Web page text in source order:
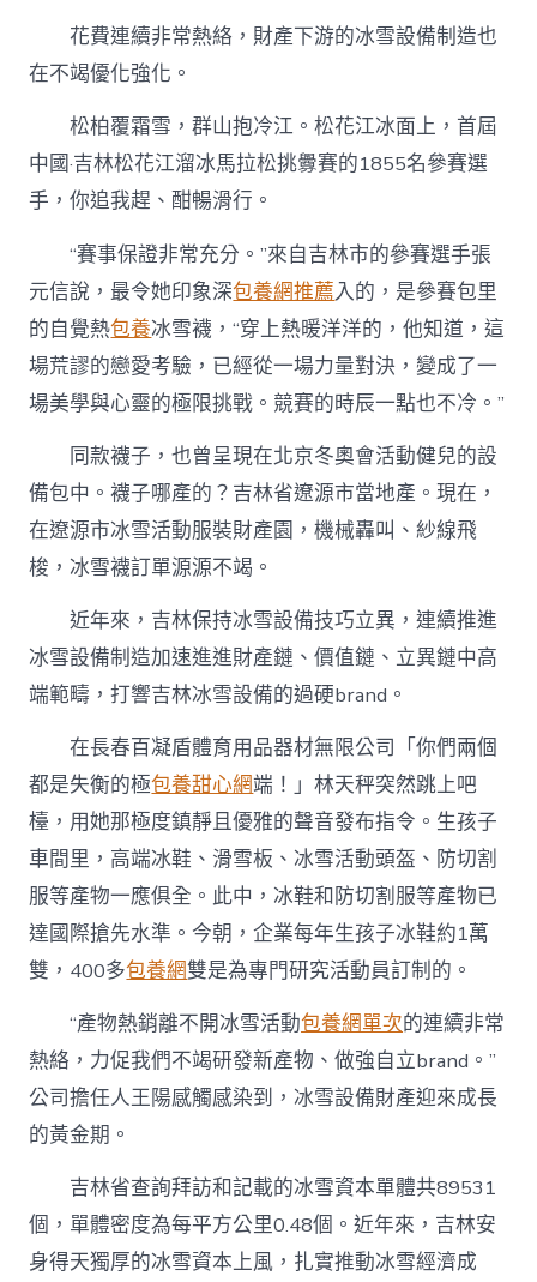
花費連續非常熱絡，財產下游的冰雪設備制造也
在不竭優化強化。
松柏覆霜雪，群山抱冷江。松花江冰面上，首屆
中國·吉林松花江溜冰馬拉松挑釁賽的1855名參賽選
手，你追我趕、酣暢滑行。
“賽事保證非常充分。”來自吉林市的參賽選手張
元信說，最令她印象深包養網推薦入的，是參賽包里
的自覺熱包養冰雪襪，“穿上熱暖洋洋的，他知道，這
場荒謬的戀愛考驗，已經從一場力量對決，變成了一
場美學與心靈的極限挑戰。競賽的時辰一點也不冷。”
同款襪子，也曾呈現在北京冬奧會活動健兒的設
備包中。襪子哪產的？吉林省遼源市當地產。現在，
在遼源市冰雪活動服裝財產園，機械轟叫、紗線飛
梭，冰雪襪訂單源源不竭。
近年來，吉林保持冰雪設備技巧立異，連續推進
冰雪設備制造加速進進財產鏈、價值鏈、立異鏈中高
端範疇，打響吉林冰雪設備的過硬brand。
在長春百凝盾體育用品器材無限公司「你們兩個
都是失衡的極包養甜心網端！」林天秤突然跳上吧
檯，用她那極度鎮靜且優雅的聲音發布指令。生孩子
車間里，高端冰鞋、滑雪板、冰雪活動頭盔、防切割
服等產物一應俱全。此中，冰鞋和防切割服等產物已
達國際搶先水準。今朝，企業每年生孩子冰鞋約1萬
雙，400多包養網雙是為專門研究活動員訂制的。
“產物熱銷離不開冰雪活動包養網單次的連續非常
熱絡，力促我們不竭研發新產物、做強自立brand。”
公司擔任人王陽感觸感染到，冰雪設備財產迎來成長
的黃金期。
吉林省查詢拜訪和記載的冰雪資本單體共89531
個，單體密度為每平方公里0.48個。近年來，吉林安
身得天獨厚的冰雪資本上風，扎實推動冰雪經濟成